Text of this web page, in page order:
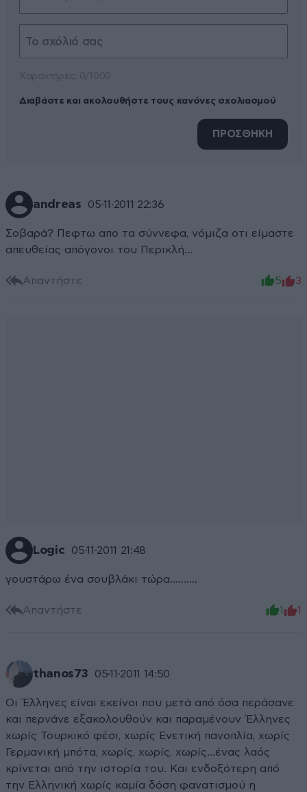
Διαβάστε και ακολουθήστε τους κανόνες σχολιασμού
ΠΡΟΣΘΗΚΗ
andreas 05·11·2011 22:36
Σοβαρά? Πεφτω απο τα σύννεφα, νόμιζα οτι είμαστε
απευθείας απόγονοι του Περικλή...
Απαντήστε 5 3
Logic 05·11·2011 21:48
γουστάρω ένα σουβλάκι τώρα..........
Απαντήστε 1 1
thanos73 05·11·2011 14:50
Οι Έλληνες είναι εκείνοι που μετά από όσα περάσανε
και περνάνε εξακολουθούν και παραμένουν Έλληνες
χωρίς Τουρκικό φέσι, χωρίς Ενετική πανοπλία, χωρίς
Γερμανική μπότα, χωρίς, χωρίς, χωρίς...ένας λαός
κρίνεται από την ιστορία του. Και ενδοξότερη από
την Ελληνική χωρίς καμία δόση φανατισμού η